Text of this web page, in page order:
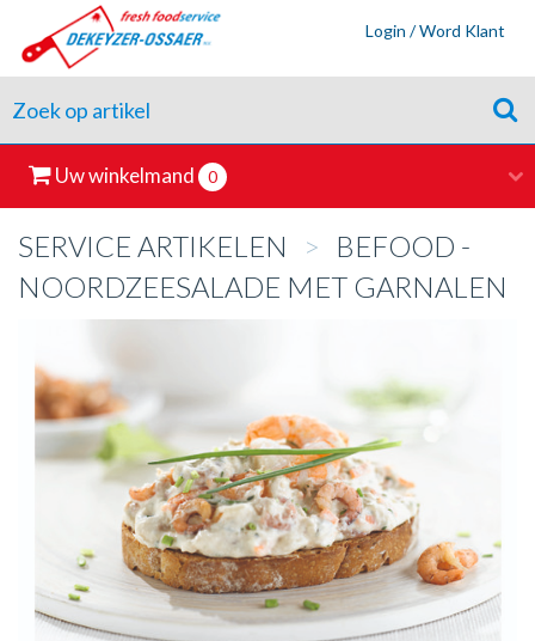
Login / Word Klant
Uw winkelmand 0
SERVICE ARTIKELEN > BEFOOD -
NOORDZEESALADE MET GARNALEN